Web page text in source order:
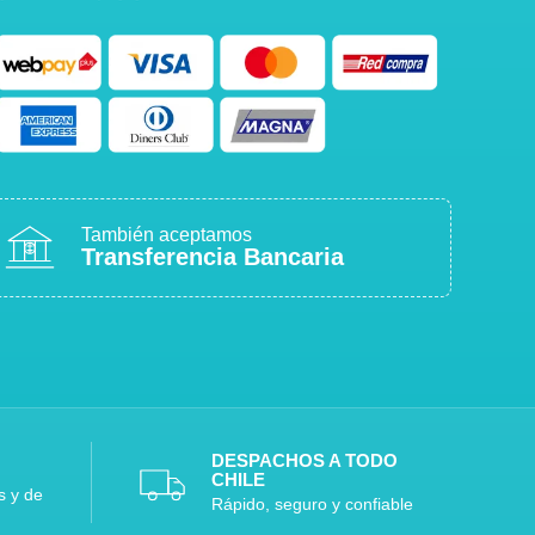
También aceptamos
Transferencia Bancaria
y de
DESPACHOS A TODO
CHILE
Rápido, seguro y confiable